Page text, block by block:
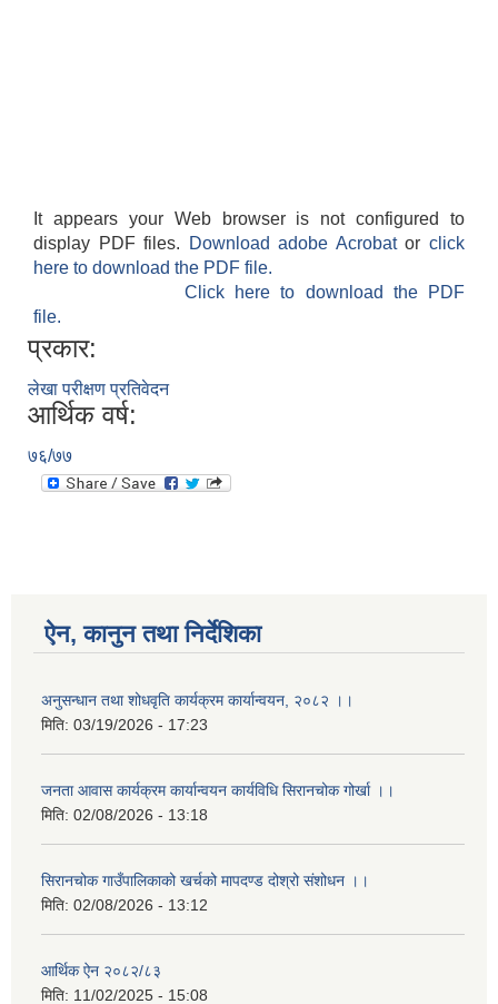
It appears your Web browser is not configured to
display PDF files.
Download adobe Acrobatorclick
here to download the PDF file.
Click here to download the PDF
file.
प्रकार:
लेखा परीक्षण प्रतिवेदन
आर्थिक वर्ष:
७६/७७
ऐन, कानुन तथा निर्देशिका
अनुसन्धान तथा शोधवृति कार्यक्रम कार्यान्वयन, २०८२ ।।
मिति: 03/19/2026 - 17:23
जनता आवास कार्यक्रम कार्यान्वयन कार्यविधि सिरानचोक गोर्खा ।।
मिति: 02/08/2026 - 13:18
सिरानचोक गाउँपालिकाको खर्चको मापदण्ड दोश्रो संशोधन ।।
मिति: 02/08/2026 - 13:12
आर्थिक ऐन २०८२/८३
मिति: 11/02/2025 - 15:08